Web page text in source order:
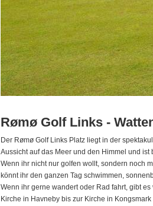
Rømø Golf Links -
Der Rømø Golf Links Platz liegt in der
Aussicht auf das Meer und den Himmel und
Wenn ihr nicht nur golfen wollt, sondern noch
könnt ihr den ganzen Tag schwimmen,
Wenn ihr gerne wandert oder Rad fahrt, gibt
Kirche in Havneby bis zur Kirche in